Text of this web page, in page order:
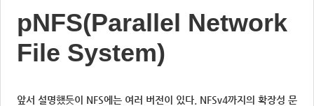
pNFS(Parallel Network
File System)
앞서 설명했듯이 NFS에는 여러 버전이 있다. NFSv4까지의 확장성 문